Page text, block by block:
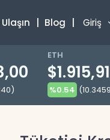
| Blog | Giriş
ETH
$1.915,91
%0.54